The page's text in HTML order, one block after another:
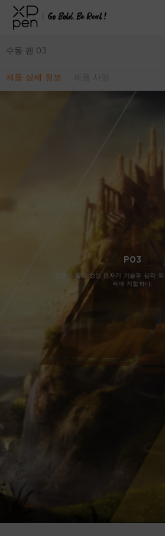
수동 펜 03
제품 상세 정보 제품 사양
P03
전원이 필요 없는 전자기 기술과 삼각 외
락에 적합하다.